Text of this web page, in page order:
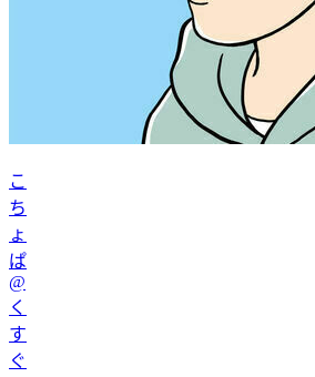
こ
ち
ょ
ぱ
@
く
す
ぐ